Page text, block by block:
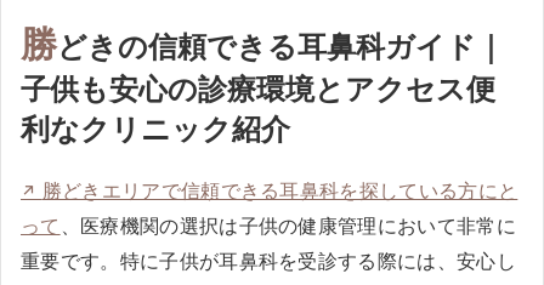
勝どきの信頼できる耳鼻科ガイド｜
子供も安心の診療環境とアクセス便
利なクリニック紹介
勝どきエリアで信頼できる耳鼻科を探している方にと
って 、医療機関の選択は子供の健康管理において非常に
重要です。特に子供が耳鼻科を受診する際には、安心し